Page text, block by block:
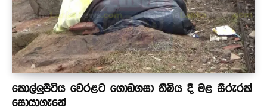
කොල්ලුපිටිය වෙරළට ගොඩගසා තිබිය දී මළ සිරුරක්
සොයාගැනේ